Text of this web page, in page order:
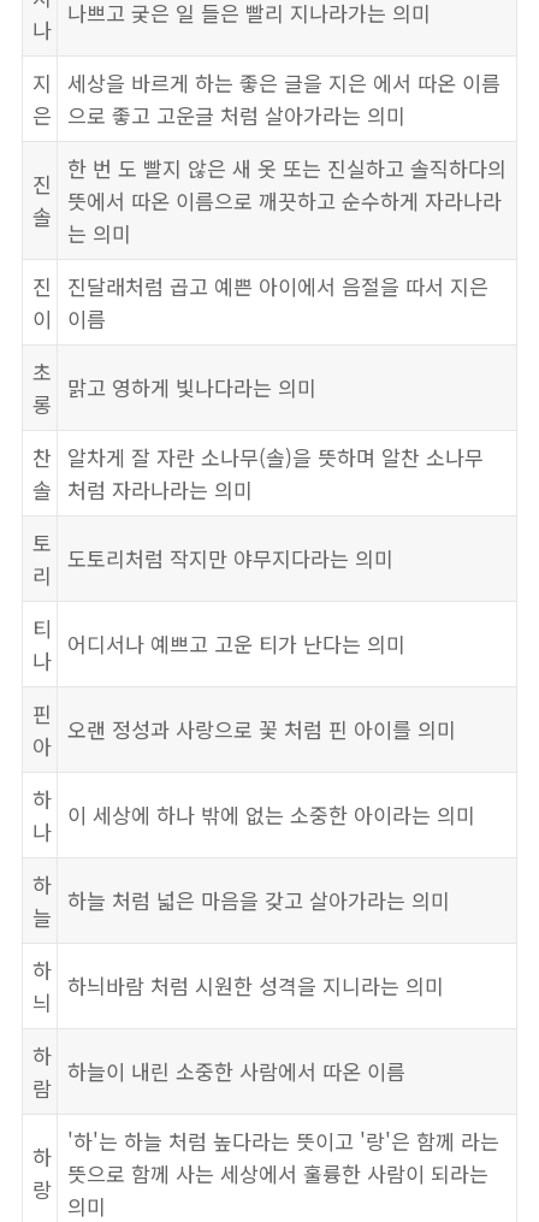
나
나쁘고 궂은 일 들은 빨리 지나라가는 의미
지
은
세상을 바르게 하는 좋은 글을 지은 에서 따온 이름
으로 좋고 고운글 처럼 살아가라는 의미
진
솔
한 번 도 빨지 않은 새 옷 또는 진실하고 솔직하다의
뜻에서 따온 이름으로 깨끗하고 순수하게 자라나라
는 의미
진
이
진달래처럼 곱고 예쁜 아이에서 음절을 따서 지은
이름
초
롱
맑고 영하게 빛나다라는 의미
찬
솔
알차게 잘 자란 소나무(솔)을 뜻하며 알찬 소나무
처럼 자라나라는 의미
토
리
도토리처럼 작지만 야무지다라는 의미
티
나
어디서나 예쁘고 고운 티가 난다는 의미
핀
아
오랜 정성과 사랑으로 꽃 처럼 핀 아이를 의미
하
나
이 세상에 하나 밖에 없는 소중한 아이라는 의미
하
늘
하늘 처럼 넓은 마음을 갖고 살아가라는 의미
하
늬
하늬바람 처럼 시원한 성격을 지니라는 의미
하
람
하늘이 내린 소중한 사람에서 따온 이름
하
랑
'하'는 하늘 처럼 높다라는 뜻이고 '랑'은 함께 라는
뜻으로 함께 사는 세상에서 훌륭한 사람이 되라는
의미